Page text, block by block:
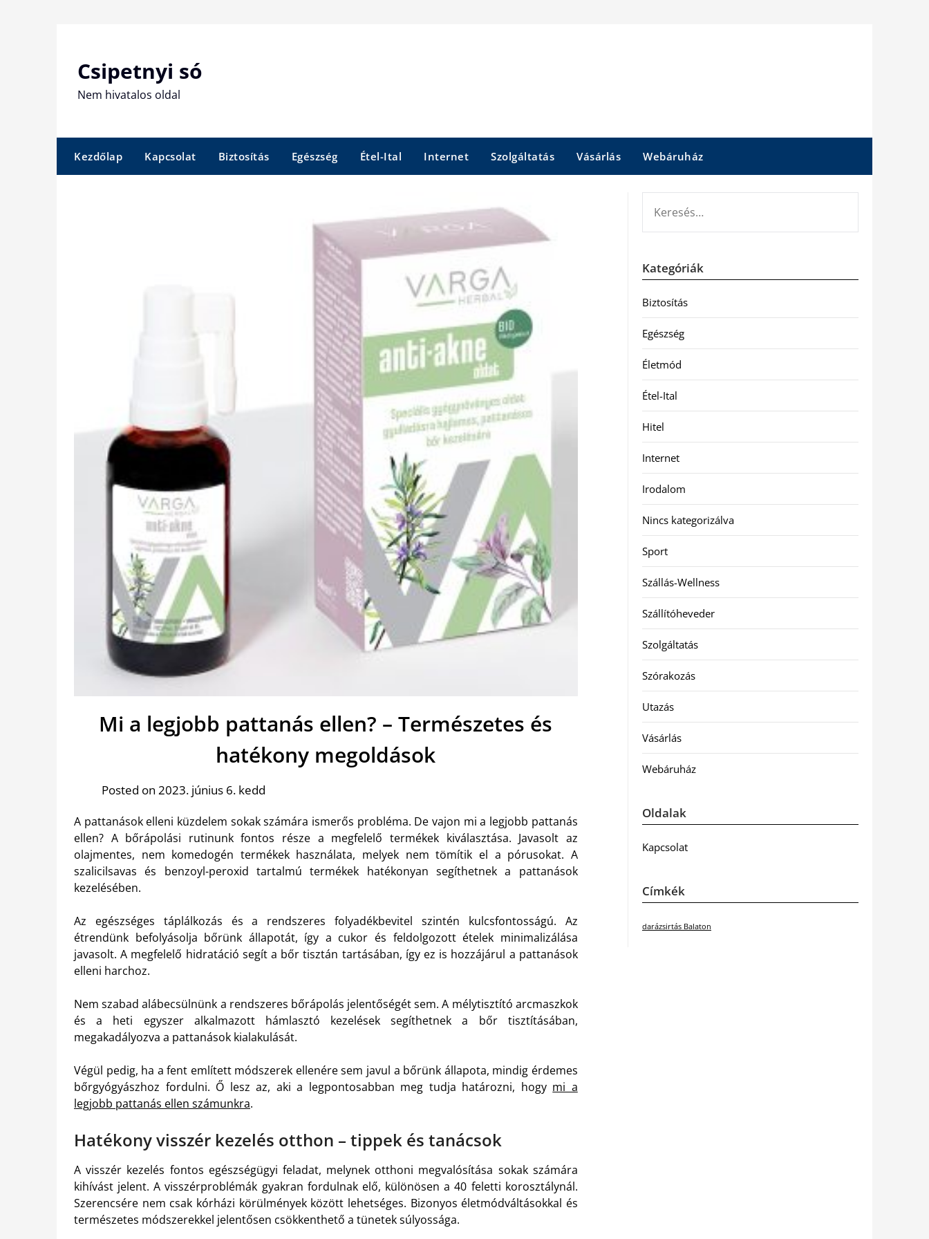
Csipetnyi só
Nem hivatalos oldal
Kezdőlap Kapcsolat Biztosítás Egészség Étel-Ital Internet Szolgáltatás Vásárlás Webáruház
Mi a legjobb pattanás ellen? – Természetes és
hatékony megoldások
Posted on 2023. június 6. kedd
A pattanások elleni küzdelem sokak számára ismerős probléma. De vajon mi a legjobb pattanás
ellen? A bőrápolási rutinunk fontos része a megfelelő termékek kiválasztása. Javasolt az
olajmentes, nem komedogén termékek használata, melyek nem tömítik el a pórusokat. A
szalicilsavas és benzoyl-peroxid tartalmú termékek hatékonyan segíthetnek a pattanások
kezelésében.
Az egészséges táplálkozás és a rendszeres folyadékbevitel szintén kulcsfontosságú. Az
étrendünk befolyásolja bőrünk állapotát, így a cukor és feldolgozott ételek minimalizálása
javasolt. A megfelelő hidratáció segít a bőr tisztán tartásában, így ez is hozzájárul a pattanások
elleni harchoz.
Nem szabad alábecsülnünk a rendszeres bőrápolás jelentőségét sem. A mélytisztító arcmaszkok
és a heti egyszer alkalmazott hámlasztó kezelések segíthetnek a bőr tisztításában,
megakadályozva a pattanások kialakulását.
Végül pedig, ha a fent említett módszerek ellenére sem javul a bőrünk állapota, mindig érdemes
bőrgyógyászhoz fordulni. Ő lesz az, aki a legpontosabban meg tudja határozni, hogy mi a
legjobb pattanás ellen számunkra.
Hatékony visszér kezelés otthon – tippek és tanácsok
A visszér kezelés fontos egészségügyi feladat, melynek otthoni megvalósítása sokak számára
kihívást jelent. A visszérproblémák gyakran fordulnak elő, különösen a 40 feletti korosztálynál.
Szerencsére nem csak kórházi körülmények között lehetséges. Bizonyos életmódváltásokkal és
természetes módszerekkel jelentősen csökkenthető a tünetek súlyossága.
Kategóriák
Biztosítás
Egészség
Életmód
Étel-Ital
Hitel
Internet
Irodalom
Nincs kategorizálva
Sport
Szállás-Wellness
Szállítóheveder
Szolgáltatás
Szórakozás
Utazás
Vásárlás
Webáruház
Oldalak
Kapcsolat
Címkék
darázsirtás Balaton